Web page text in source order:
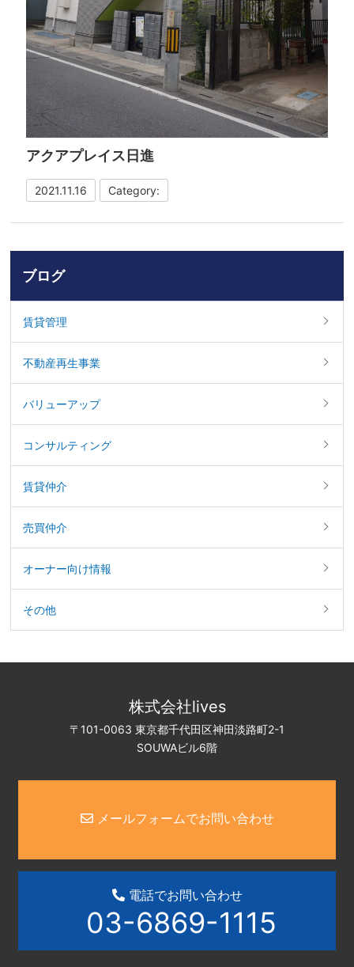
アクアプレイス日進
2021.11.16 Category:
ブログ
賃貸管理
不動産再生事業
バリューアップ
コンサルティング
賃貸仲介
売買仲介
オーナー向け情報
その他
株式会社lives
〒101-0063 東京都千代田区神田淡路町2-1
SOUWAビル6階
メールフォームでお問い合わせ
電話でお問い合わせ
03-6869-1115